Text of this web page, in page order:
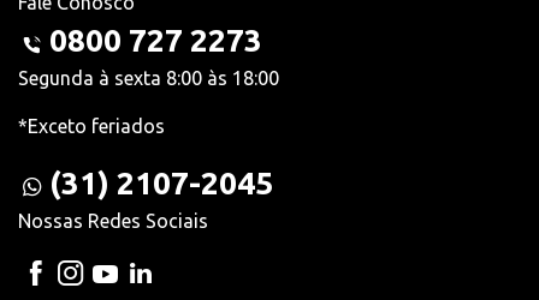
0800 727 2273
Segunda à sexta 8:00 às 18:00
*Exceto feriados
(31) 2107-2045
Nossas Redes Sociais